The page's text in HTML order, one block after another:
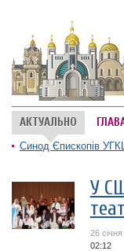
АКТУАЛЬНО
Синод Єпископів
У
26
02:12